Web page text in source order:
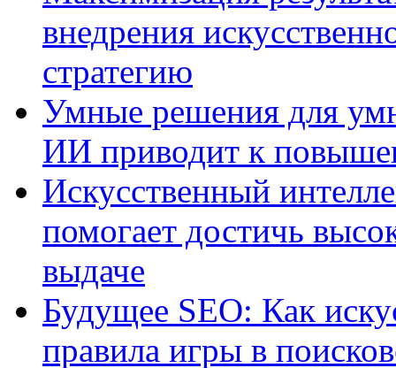
внедрения
стратегию
Умные решения для
ИИ приводит к
Искусственный
помогает достичь
выдаче
Будущее SEO: Как
правила игры в